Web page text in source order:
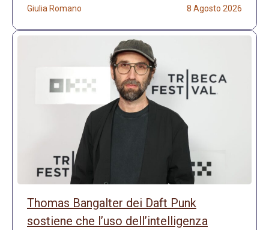
Giulia Romano 8 Agosto 2026
Thomas Bangalter dei Daft Punk
sostiene che l’uso dell’intelligenza